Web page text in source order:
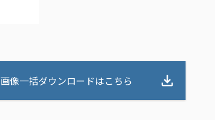
画像一括ダウンロードはこちら